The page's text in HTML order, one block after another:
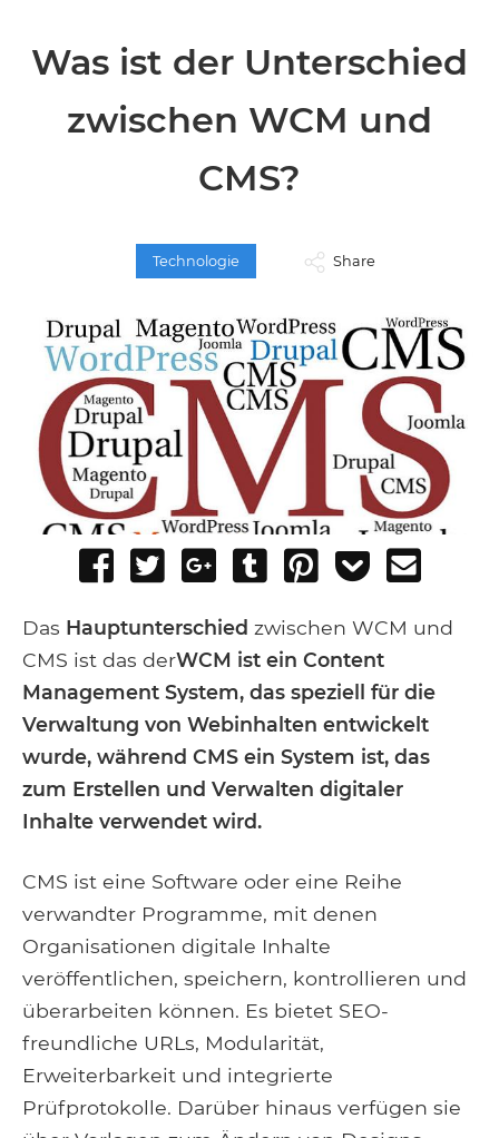
Was ist der Unterschied
zwischen WCM und
CMS?
Technologie Share
Share
Facebook
Tweet
Share
Google+
Post
Tumblr
Pin
Add
Pocket
Das Hauptunterschied zwischen WCM und
CMS ist das derWCM ist ein Content
Management System, das speziell für die
Verwaltung von Webinhalten entwickelt
wurde, während CMS ein System ist, das
zum Erstellen und Verwalten digitaler
Inhalte verwendet wird.
CMS ist eine Software oder eine Reihe
verwandter Programme, mit denen
Organisationen digitale Inhalte
veröffentlichen, speichern, kontrollieren und
überarbeiten können. Es bietet SEO-
freundliche URLs, Modularität,
Erweiterbarkeit und integrierte
Prüfprotokolle. Darüber hinaus verfügen sie